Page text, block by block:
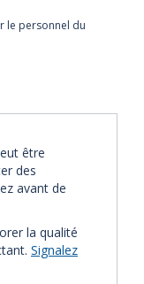
le personnel du
être
des
avant de
la qualité
Signalez